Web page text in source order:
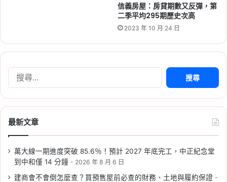
2026-06-04
2026 新北市社會住宅：
土城員和 2 號招租 135
戶，時間、資格、文件、
新北市建案,新北市
橋、土城共 265 戶，6/10
開放申請，地點、資格、
申請方式一次看
信義房屋：房貸期數又反彈，第
二季平均295期歷史次高
2023 年 10 月 24 日
搜
最新文章
萬大線一期進度突破 85.6％！預計 2027 年底完工，中正紀念堂
到中和僅 14 分鐘
2026 年 8 月 6 日
建商會不會倒怎麼查？買預售屋前必查的財務、土地與履約保證